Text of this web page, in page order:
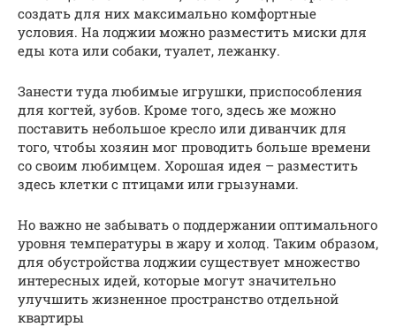
создать для них максимально комфортные
условия. На лоджии можно разместить миски для
еды кота или собаки, туалет, лежанку.
Занести туда любимые игрушки, приспособления
для когтей, зубов. Кроме того, здесь же можно
поставить небольшое кресло или диванчик для
того, чтобы хозяин мог проводить больше времени
со своим любимцем. Хорошая идея – разместить
здесь клетки с птицами или грызунами.
Но важно не забывать о поддержании оптимального
уровня температуры в жару и холод. Таким образом,
для обустройства лоджии существует множество
интересных идей, которые могут значительно
улучшить жизненное пространство отдельной
квартиры